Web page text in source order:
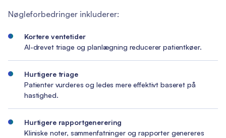
Nøgleforbedringer inkluderer:
Kortere ventetider
AI-drevet triage og planlægning reducerer patientkøer.
Hurtigere triage
Patienter vurderes og ledes mere effektivt baseret på
hastighed.
Hurtigere rapportgenerering
Kliniske noter, sammenfatninger og rapporter genereres